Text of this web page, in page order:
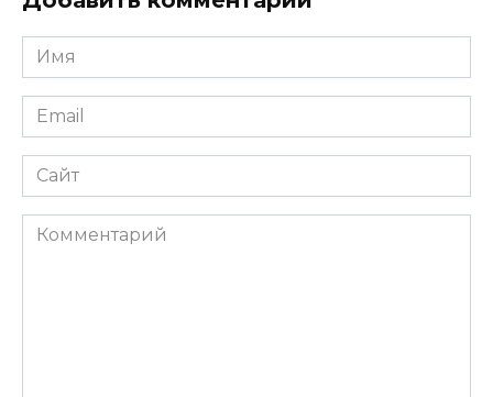
Имя
*
Email
*
Сайт
Комментарий